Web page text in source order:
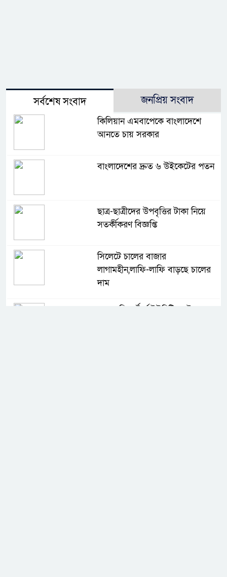
সর্বশেষ সংবাদ জনপ্রিয় সংবাদ
কিলিয়ান এমবাপেকে বাংলাদেশে
আনতে চায় সরকার
বাংলাদেশের দ্রুত ৬ উইকেটের পতন
ছাত্র-ছাত্রীদের উপবৃত্তির টাকা নিয়ে
সতর্কীকরণ বিজ্ঞপ্তি
সিলেটে চালের বাজার
লাগামহীন,লাফি-লাফি বাড়ছে চালের
দাম
মাগুরা রিপোর্টার্স ইউনিটির দুই বছর